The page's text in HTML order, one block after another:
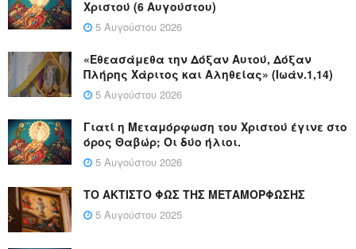
Χριστού (6 Αυγούστου)
5 Αυγούστου 2026
«Εθεασάμεθα την Δόξαν Αυτού, Δόξαν
Πλήρης Χάριτος και Αληθείας» (Ιωάν.1,14)
5 Αυγούστου 2026
Γιατί η Μεταμόρφωση του Χριστού έγινε στο
όρος Θαβώρ; Οι δύο ήλιοι.
5 Αυγούστου 2026
ΤΟ ΑΚΤΙΣΤΟ ΦΩΣ ΤΗΣ ΜΕΤΑΜΟΡΦΩΣΗΣ
5 Αυγούστου 2025